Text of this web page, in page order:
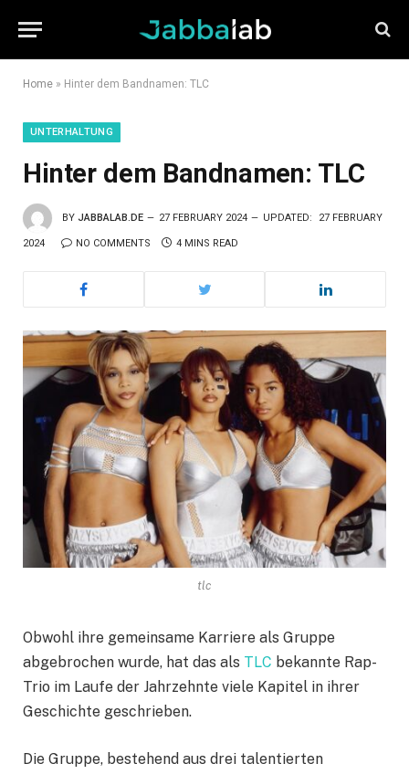
Home » Hinter dem Bandnamen: TLC
UNTERHALTUNG
Hinter dem Bandnamen: TLC
BY JABBALAB.DE 27 FEBRUARY 2024 UPDATED: 27 FEBRUARY
2024 NO COMMENTS 4 MINS READ
tlc
Obwohl ihre gemeinsame Karriere als Gruppe
abgebrochen wurde, hat das als TLC bekannte Rap-
Trio im Laufe der Jahrzehnte viele Kapitel in ihrer
Geschichte geschrieben.
Die Gruppe, bestehend aus drei talentierten